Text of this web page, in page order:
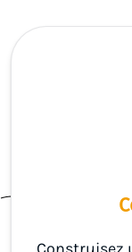
Construisez